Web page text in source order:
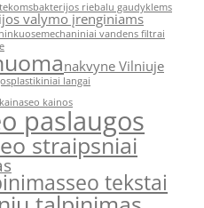
bakterijos riebalu gaudyklems
valymo įrenginiams
mechaniniai vandens filtrai
nakvyne Vilniuje
plastikiniai langai
seo kainos
paslaugos
straipsniai
seo tekstai